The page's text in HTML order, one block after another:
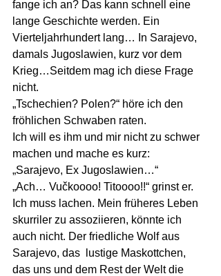
fange ich an? Das kann schnell eine
lange Geschichte werden. Ein
Vierteljahrhundert lang… In Sarajevo,
damals Jugoslawien, kurz vor dem
Krieg…Seitdem mag ich diese Frage
nicht.
„Tschechien? Polen?“ höre ich den
fröhlichen Schwaben raten.
Ich will es ihm und mir nicht zu schwer
machen und mache es kurz:
„Sarajevo, Ex Jugoslawien…“
„Ach… Vučkoooo! Titoooo!!“ grinst er.
Ich muss lachen. Mein früheres Leben
skurriler zu assoziieren, könnte ich
auch nicht. Der friedliche Wolf aus
Sarajevo, das  lustige Maskottchen,
das uns und dem Rest der Welt die